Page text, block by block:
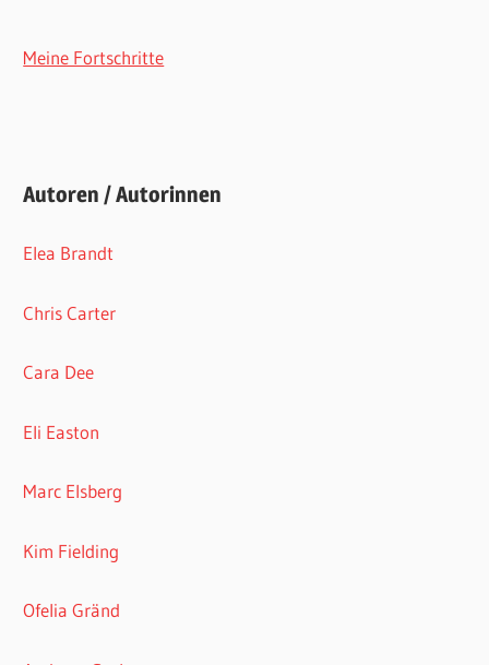
Meine Fortschritte
Autoren / Autorinnen
Elea Brandt
Chris Carter
Cara Dee
Eli Easton
Marc Elsberg
Kim Fielding
Ofelia Gränd